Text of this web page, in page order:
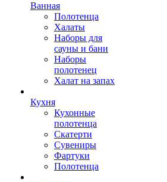
Ванная
Полотенца
Халаты
Наборы для
сауны и бани
Наборы
полотенец
Халат на запах
Кухня
Кухонные
полотенца
Скатерти
Сувениры
Фартуки
Полотенца